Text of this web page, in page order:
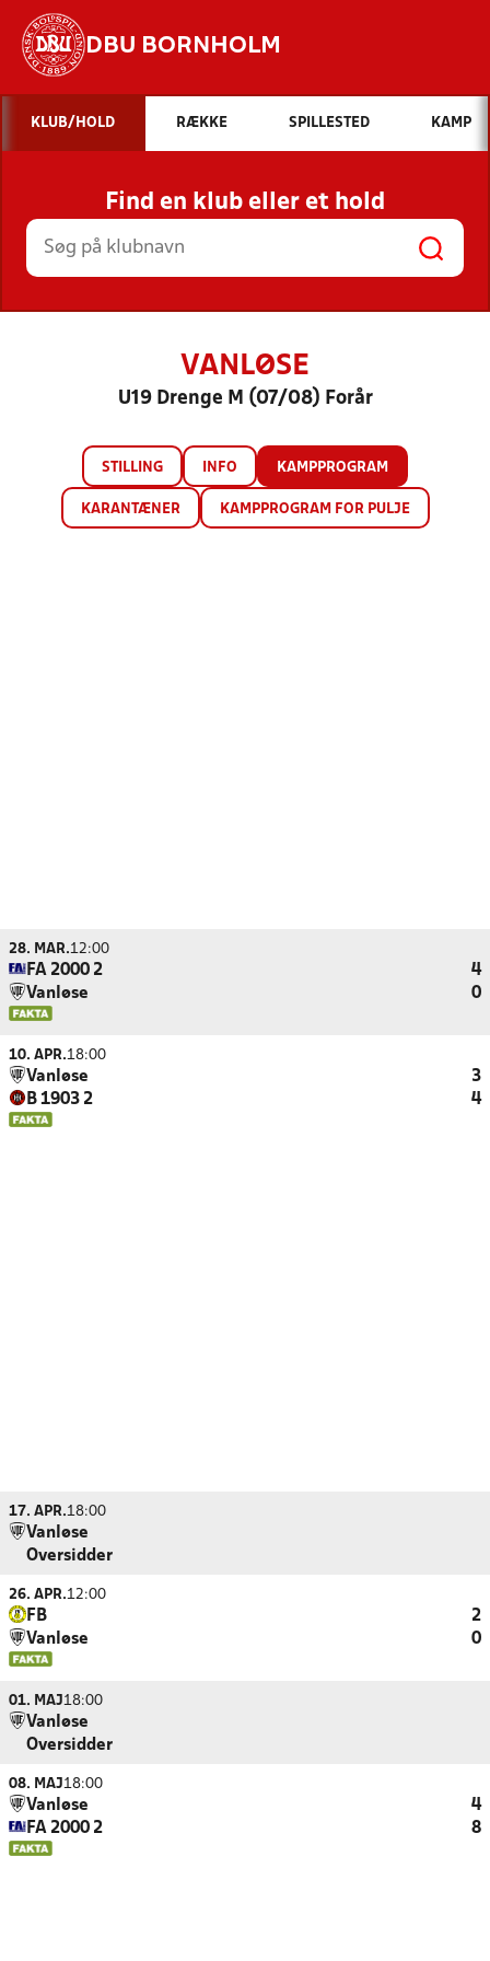
DBU BORNHOLM
Hvad vil du søge efter?
INDHOLD OG NYHEDER
STILLINGER, RESULTATER, KLUBBER OG
HOLD
KLUB/HOLD RÆKKE SPILLESTED KAMP
Find en klub eller et hold
VANLØSE
U19 Drenge M (07/08) Forår
STILLING INFO KAMPPROGRAM
KARANTÆNER KAMPPROGRAM FOR PULJE
28. MAR.12:00
FA 2000 2
4
Vanløse
0
10. APR.18:00
Vanløse
3
B 1903 2
4
17. APR.18:00
Vanløse
Oversidder
26. APR.12:00
FB
2
Vanløse
0
01. MAJ18:00
Vanløse
Oversidder
08. MAJ18:00
Vanløse
4
FA 2000 2
8